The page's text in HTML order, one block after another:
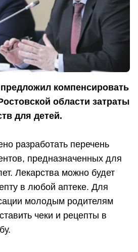
компенсировать
области затраты
для детей.
разработать перечень
предназначенных для
Лекарства можно будет
в любой аптеке. Для
молодым родителям
чеки и рецепты в